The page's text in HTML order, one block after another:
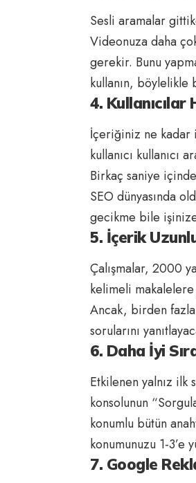
Sesli aramalar
Videonuza daha
gerekir. Bunu
kullanın, böylelikle
4.
İçeriğiniz ne kadar
kullanıcı
Birkaç saniye
SEO dünyasında
gecikme bile
5. İçerik
Çalışmalar, 2000
kelimeli makalelere
Ancak, birden fazla
sorularını
6. Daha İyi
Etkilenen yalnız ilk
konsolunun
konumlu bütün
konumunuzu 1-
7. Google